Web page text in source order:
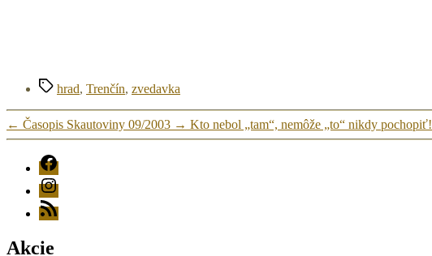
Značky
hrad, Trenčín, zvedavka
← Časopis Skautoviny 09/2003 → Kto nebol „tam“, nemôže „to“ nikdy pochopiť!
FB
Instagram
RSS
Akcie